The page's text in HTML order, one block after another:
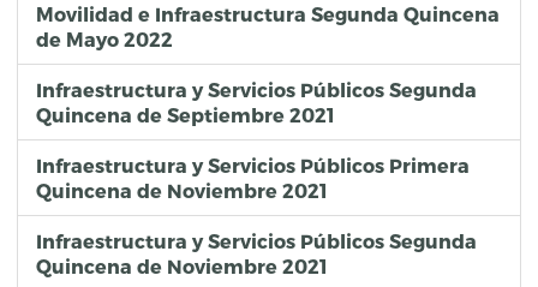
Movilidad e Infraestructura Segunda Quincena
de Mayo 2022
Infraestructura y Servicios Públicos Segunda
Quincena de Septiembre 2021
Infraestructura y Servicios Públicos Primera
Quincena de Noviembre 2021
Infraestructura y Servicios Públicos Segunda
Quincena de Noviembre 2021